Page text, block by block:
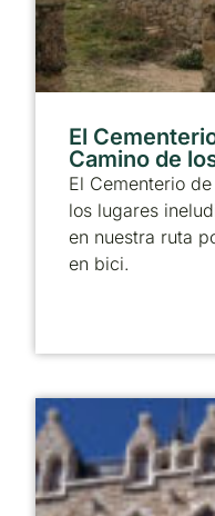
El
Camino de
El Cementerio
los lugares
en nuestra ruta
en bici.